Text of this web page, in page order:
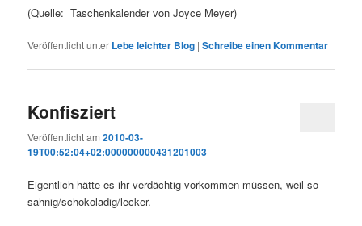
(Quelle: Taschenkalender von Joyce Meyer)
Veröffentlicht unter Lebe leichter Blog |Schreibe einen Kommentar
Konfisziert
Veröffentlicht am2010-03-
19T00:52:04+02:000000000431201003
Eigentlich hätte es ihr verdächtig vorkommen müssen, weil so
sahnig/schokoladig/lecker.